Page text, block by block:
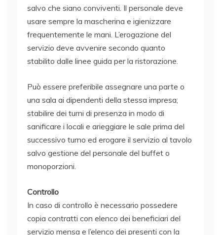
salvo che siano conviventi. Il personale deve
usare sempre la mascherina e igienizzare
frequentemente le mani. L’erogazione del
servizio deve avvenire secondo quanto
stabilito dalle linee guida per la ristorazione.
Può essere preferibile assegnare una parte o
una sala ai dipendenti della stessa impresa;
stabilire dei turni di presenza in modo di
sanificare i locali e arieggiare le sale prima del
successivo turno ed erogare il servizio al tavolo
salvo gestione del personale del buffet o
monoporzioni.
Controllo
In caso di controllo è necessario possedere
copia contratti con elenco dei beneficiari del
servizio mensa e l’elenco dei presenti con la